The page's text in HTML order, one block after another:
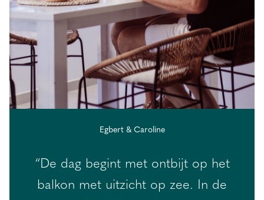
Egbert & Caroline
“De dag begint met ontbijt op het
balkon met uitzicht op zee. In de